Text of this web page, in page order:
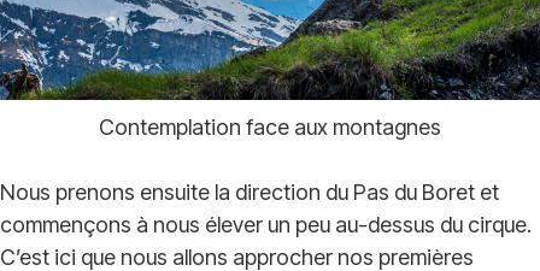
Contemplation face aux montagnes
Nous prenons ensuite la direction du Pas du Boret et
commençons à nous élever un peu au-dessus du cirque.
C’est ici que nous allons approcher nos premières